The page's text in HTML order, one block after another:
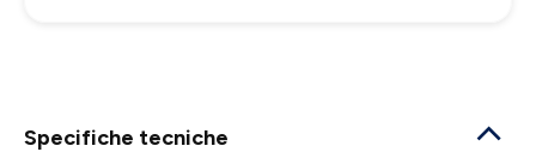
Specifiche tecniche